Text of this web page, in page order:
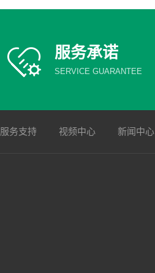
服务承诺
SERVICE GUARANTEE
服务支持 视频中心 新闻中心